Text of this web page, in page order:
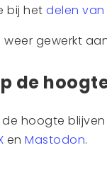
bij het delen
weer gewerkt
de
de hoogte
en Mastodon.